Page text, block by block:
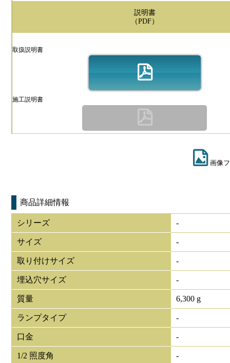
説明書
（PDF）
取扱説明書
施工説明書
画像
商品詳細情報
シリーズ -
サイズ -
取り付けサイズ -
埋込穴サイズ -
質量 6,300 g
ランプタイプ -
口金 -
1/2 照度角 -